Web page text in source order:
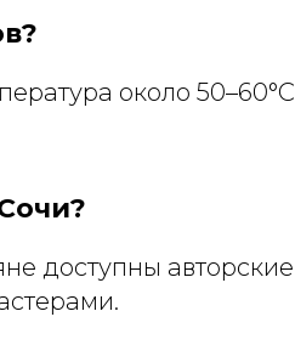
около 50–60°C
доступны авторские